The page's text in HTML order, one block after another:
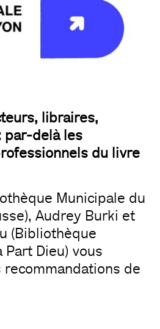
libraires,
par-delà les
du livre
Municipale du
Audrey Burki et
(Bibliothèque
Dieu) vous
de